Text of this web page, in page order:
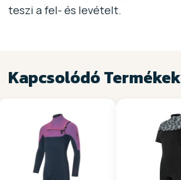
teszi a fel- és levételt.
Kapcsolódó Termékek